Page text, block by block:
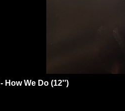
How We Do (12'')